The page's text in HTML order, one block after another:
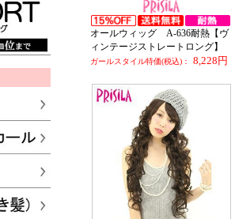
オールウィッグ A-636耐熱【ヴ
ィンテージストレートロング】
ガールスタイル特価(税込)： 8,228円